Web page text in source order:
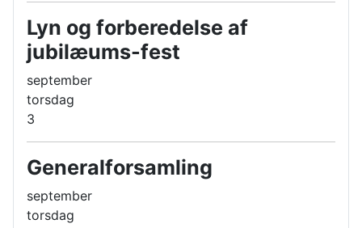
Lyn og forberedelse af
jubilæums-fest
september
torsdag
3
Generalforsamling
september
torsdag